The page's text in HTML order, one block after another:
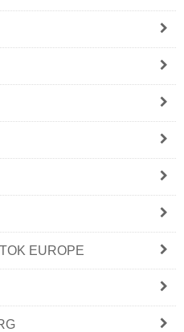
EUROPE